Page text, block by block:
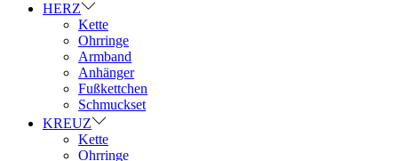
HERZ
Kette
Ohrringe
Armband
Anhänger
Fußkettchen
Schmuckset
KREUZ
Kette
Ohrringe